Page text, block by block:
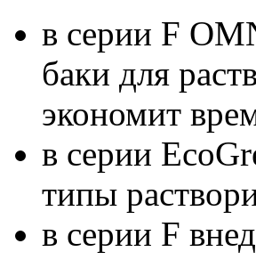
в серии F
баки для
экономит
в серии
типы
в серии F